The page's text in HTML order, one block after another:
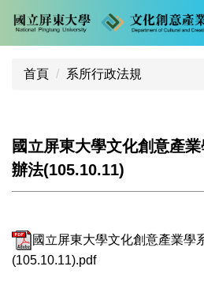
跳
到
主
首頁 系所行政法規
國立屏東大學文化創意產
辦法(105.10.11)
國立屏東大學文化創意產業學
(105.10.11).pdf